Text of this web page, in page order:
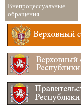
Внепроцессуальные
обращения